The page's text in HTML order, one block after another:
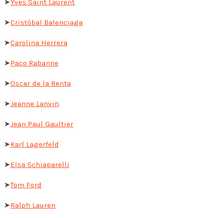
➤Yves Saint Laurent
➤Cristóbal Balenciaga
➤Carolina Herrera
➤Paco Rabanne
➤Oscar de la Renta
➤Jeanne Lanvin
➤Jean Paul Gaultier
➤Karl Lagerfeld
➤Elsa Schiaparelli
➤Tom Ford
➤Ralph Lauren